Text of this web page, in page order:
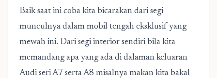
Baik saat ini coba kita bicarakan dari segi
munculnya dalam mobil tengah eksklusif yang
mewah ini. Dari segi interior sendiri bila kita
memandang apa yang ada di dalaman keluaran
Audi seri A7 serta A8 misalnya makan kita bakal